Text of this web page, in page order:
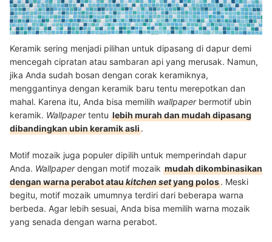
Keramik sering menjadi pilihan untuk dipasang di dapur demi
mencegah cipratan atau sambaran api yang merusak. Namun,
jika Anda sudah bosan dengan corak keramiknya,
menggantinya dengan keramik baru tentu merepotkan dan
mahal. Karena itu, Anda bisa memilih wallpaper bermotif ubin
keramik. Wallpapertentu lebih murah dan mudah dipasang
dibandingkan ubin keramik asli.
Motif mozaik juga populer dipilih untuk memperindah dapur
Anda. Wallpaperdengan motif mozaik mudah dikombinasikan
dengan warna perabot ataukitchen setyang polos. Meski
begitu, motif mozaik umumnya terdiri dari beberapa warna
berbeda. Agar lebih sesuai, Anda bisa memilih warna mozaik
yang senada dengan warna perabot.